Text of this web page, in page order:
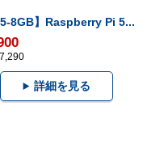
8GB】Raspberry Pi 5...
詳細を見る